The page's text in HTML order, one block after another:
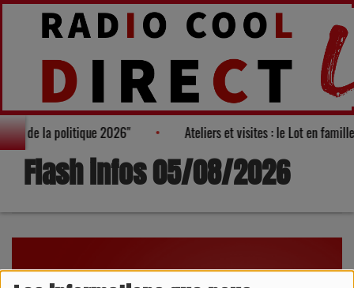
de la politique 2026" Ateliers et visites : le Lot en
Flash infos 05/08/2026